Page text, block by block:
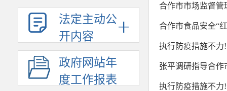
法定主动公
开内容
政府网站年
度工作报表
合作市市场监督管
合作市食品安全“
执行防疫措施不力
张平调研指导合
执行防疫措施不力